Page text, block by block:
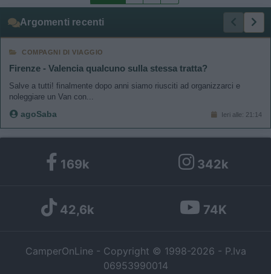
Argomenti recenti
COMPAGNI DI VIAGGIO
Firenze - Valencia qualcuno sulla stessa tratta?
Salve a tutti! finalmente dopo anni siamo riusciti ad organizzarci e
noleggiare un Van con...
agoSaba Ieri alle: 21:14
169k 342k
42,6k 74K
CamperOnLine - Copyright © 1998-2026 - P.Iva
06953990014